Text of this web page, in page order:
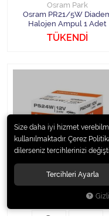
Osram Park
Osram PR21/5W
Halojen Ampul 1 Adet
TÜKENDİ
TÜKENDİ
Size daha iyi hizmet
kullanılmaktadır. Çerez
dilerseniz tercihlerinizi
Tercihleri Ayarla